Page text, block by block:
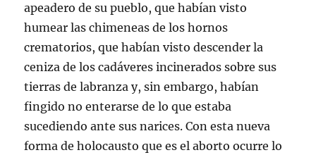
apeadero de su pueblo, que habían visto
humear las chimeneas de los hornos
crematorios, que habían visto descender la
ceniza de los cadáveres incinerados sobre sus
tierras de labranza y, sin embargo, habían
fingido no enterarse de lo que estaba
sucediendo ante sus narices. Con esta nueva
forma de holocausto que es el aborto ocurre lo